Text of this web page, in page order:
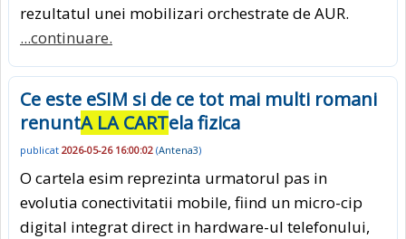
rezultatul unei mobilizari orchestrate de AUR.
...continuare.
Ce este eSIM si de ce tot mai multi romani
renuntA LA CARTela fizica
publicat 2026-05-26 16:00:02 (Antena3)
O cartela esim reprezinta urmatorul pas in
evolutia conectivitatii mobile, fiind un micro-cip
digital integrat direct in hardware-ul telefonului,